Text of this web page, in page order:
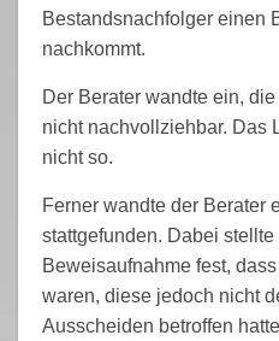
Bestandsnachfolger einen
nachkommt.
Der Berater wandte ein,
nicht nachvollziehbar. Das
nicht so.
Ferner wandte der Berater
stattgefunden. Dabei
Beweisaufnahme fest,
waren, diese jedoch nicht
Ausscheiden betroffen